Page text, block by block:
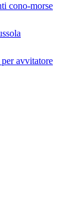
cono-morse
avvitatore